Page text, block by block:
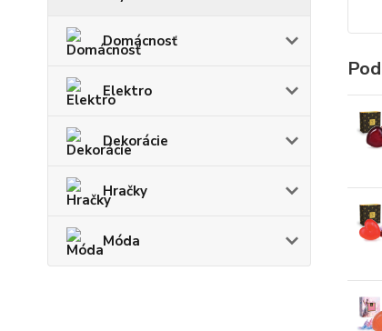
Domácnosť
Elektro
Dekorácie
Hračky
Móda